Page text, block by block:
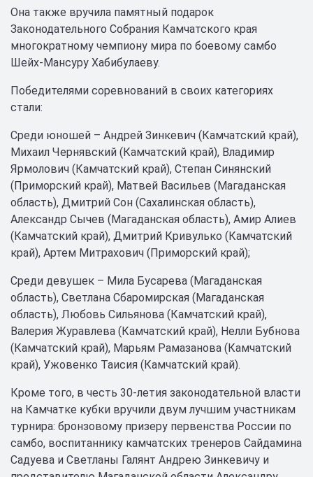
Она также вручила памятный подарок
Законодательного Собрания Камчатского края
многократному чемпиону мира по боевому самбо
Шейх-Мансуру Хабибулаеву.
Победителями соревнований в своих категориях
стали:
Среди юношей – Андрей Зинкевич (Камчатский край),
Михаил Чернявский (Камчатский край), Владимир
Ярмолович (Камчатский край), Степан Синянский
(Приморский край), Матвей Васильев (Магаданская
область), Дмитрий Сон (Сахалинская область),
Александр Сычев (Магаданская область), Амир Алиев
(Камчатский край), Дмитрий Кривулько (Камчатский
край), Артем Митрахович (Приморский край);
Среди девушек – Мила Бусарева (Магаданская
область), Светлана Сбаромирская (Магаданская
область), Любовь Сильянова (Камчатский край),
Валерия Журавлева (Камчатский край), Нелли Бубнова
(Камчатский край), Марьям Рамазанова (Камчатский
край), Ужовенко Таисия (Камчатский край).
Кроме того, в честь 30-летия законодательной власти
на Камчатке кубки вручили двум лучшим участникам
турнира: бронзовому призеру первенства России по
самбо, воспитаннику камчатских тренеров Сайдамина
Садуева и Светланы Галянт Андрею Зинкевичу и